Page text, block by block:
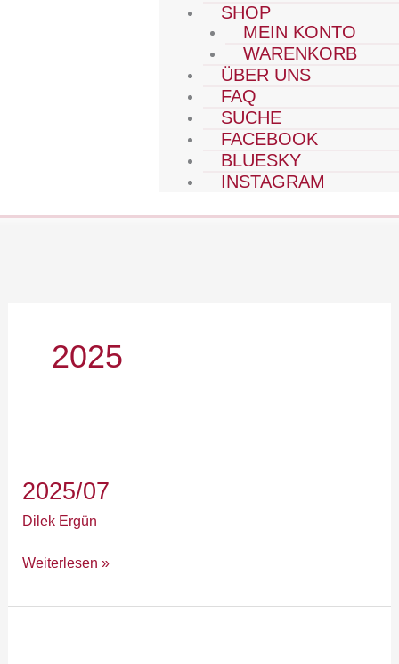
SHOP
MEIN KONTO
WARENKORB
ÜBER UNS
FAQ
SUCHE
FACEBOOK
BLUESKY
INSTAGRAM
2025
2025/07
Dilek Ergün
Weiterlesen »